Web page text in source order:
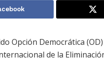
Opción Democrática
de la